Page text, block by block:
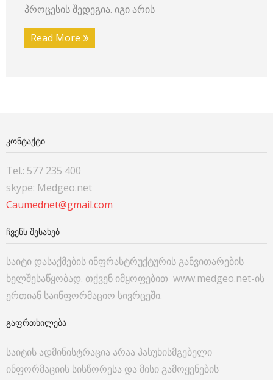
პროცესის შედეგია. იგი არის
Read More
ᲙᲝᲜᲢᲐᲥᲢᲘ
Tel.: 577 235 400
skype: Medgeo.net
Caumednet@gmail.com
ᲩᲕᲔᲜᲡ ᲨᲔᲡᲐᲮᲔᲑ
საიტი დასაქმების ინფრასტრუქტურის განვითარების
ხელშესაწყობად. თქვენ იმყოფებით www.medgeo.net-ის
ერთიან საინფორმაციო სივრცეში.
ᲒᲐᲤᲠᲗᲮᲘᲚᲔᲑᲐ
საიტის ადმინისტრაცია არაა პასუხისმგებელი
ინფორმაციის სისწორესა და მისი გამოყენების